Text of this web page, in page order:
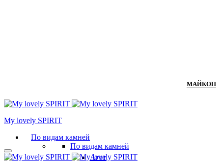
МАЙКОП
Мy lovely SPIRIT
По видам камней
По видам камней
Агат